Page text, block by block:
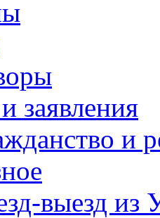
заявления
и
выезд из